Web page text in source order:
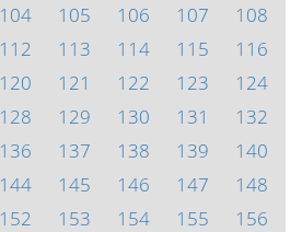
104 105 106 107
108
112 113 114 115
116
120 121 122 123
124
128 129 130 131
132
136 137 138 139
140
144 145 146 147
148
152 153 154 155
156